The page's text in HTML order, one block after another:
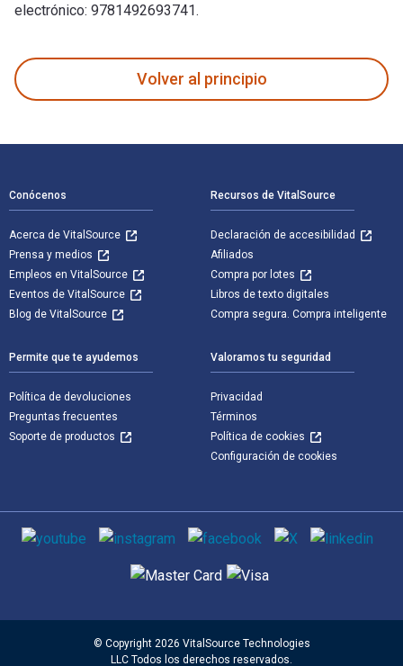
electrónico: 9781492693741.
Volver al principio
Conócenos
Acerca de VitalSource
Prensa y medios
Empleos en VitalSource
Eventos de VitalSource
Blog de VitalSource
Recursos de VitalSource
Declaración de accesibilidad
Afiliados
Compra por lotes
Libros de texto digitales
Compra segura. Compra inteligente
Permite que te ayudemos
Política de devoluciones
Preguntas frecuentes
Soporte de productos
Valoramos tu seguridad
Privacidad
Términos
Política de cookies
Configuración de cookies
Medios de comunicación social
Métodos de pago admitidos
© Copyright 2026 VitalSource Technologies
LLC Todos los derechos reservados.